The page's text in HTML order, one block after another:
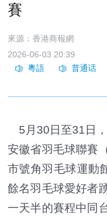
賽
來源：香港商報網
2026-06-03 20:39
5月30日至31日
安徽省羽毛球聯賽
市號角羽毛球運動
餘名羽毛球愛好者
一天半的賽程中同